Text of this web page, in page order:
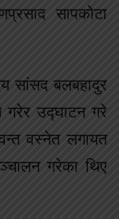
सापकोटा
सांसद बलबहादुर
गरेर उद्घाटन गरे
वस्नेत लगायत
गरेका थिए